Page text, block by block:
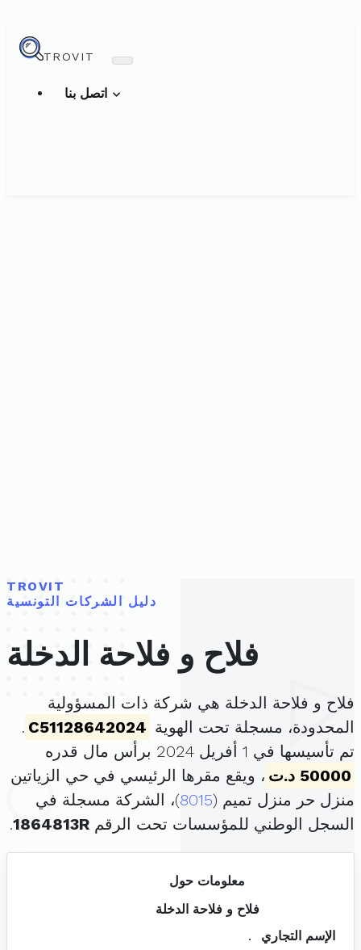
TROVIT
TROVIT
دليل الشركات التونسية
فلاح و فلاحة الدخلة
فلاح و فلاحة الدخلة هي شركة ذات المسؤولية
المحدودة، مسجلة تحت الهوية C51128642024
.
تم تأسيسها في 1 أفريل 2024 برأس مال قدره
50000 د.ت
، ويقع مقرها الرئيسي في حي الزياتين
منزل حر منزل تميم (8015)، الشركة مسجلة في
السجل الوطني للمؤسسات تحت الرقم 1864813R
.
معلومات حول
فلاح و فلاحة الدخلة
الإسم التجاري
.